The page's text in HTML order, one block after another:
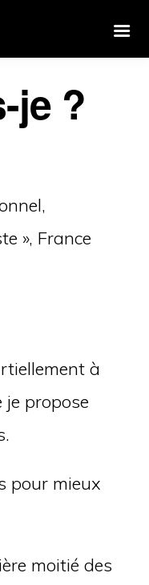
je ?
», France
à
propose
pour mieux
moitié des